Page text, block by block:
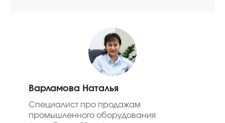
Варламова Наталья
Специалист про продажам
промышленного оборудования